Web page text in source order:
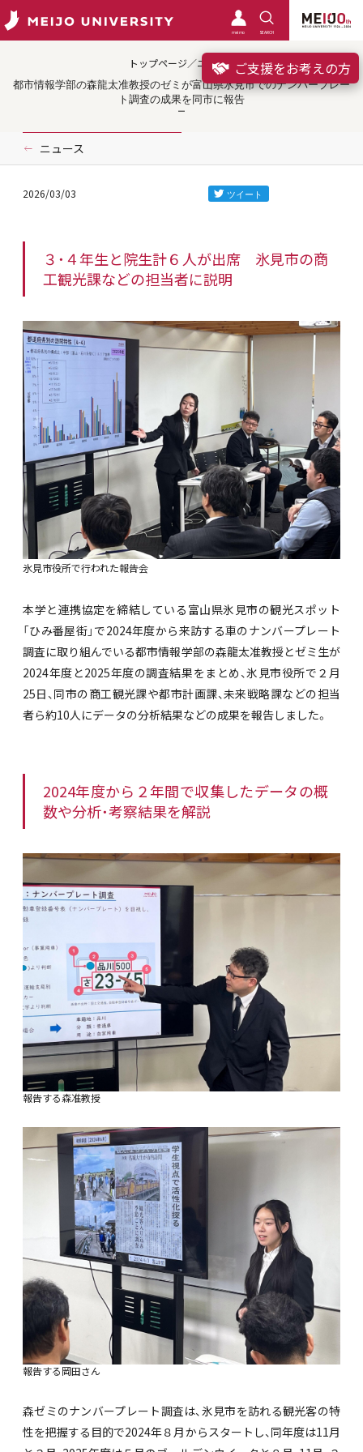
meimo SEARCH
ご支援をお考えの方
トップページ／ニュース
都市情報学部の森龍太准教授のゼミが富山県氷見市でのナンバープレー
ト調査の成果を同市に報告
ニュース
2026/03/03
３・４年生と院生計６人が出席 氷見市の商
工観光課などの担当者に説明
氷見市役所で行われた報告会
本学と連携協定を締結している富山県氷見市の観光スポット
「ひみ番屋街」で2024年度から来訪する車のナンバープレート
調査に取り組んでいる都市情報学部の森龍太准教授とゼミ生が
2024年度と2025年度の調査結果をまとめ、氷見市役所で２月
25日、同市の商工観光課や都市計画課、未来戦略課などの担当
者ら約10人にデータの分析結果などの成果を報告しました。
2024年度から２年間で収集したデータの概
数や分析・考察結果を解説
報告する森准教授
報告する岡田さん
森ゼミのナンバープレート調査は、氷見市を訪れる観光客の特
性を把握する目的で2024年８月からスタートし、同年度は11月